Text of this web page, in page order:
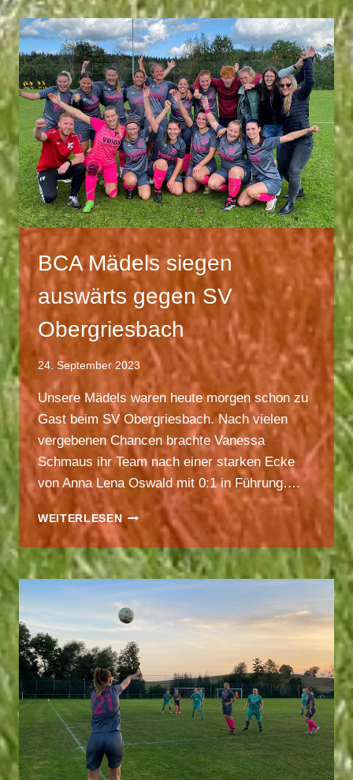
GAST
BEIM
FSV
WEHRINGEN
BCA Mädels siegen
auswärts gegen SV
Obergriesbach
24. September 2023
Unsere Mädels waren heute morgen schon zu
Gast beim SV Obergriesbach. Nach vielen
vergebenen Chancen brachte Vanessa
Schmaus ihr Team nach einer starken Ecke
von Anna Lena Oswald mit 0:1 in Führung….
WEITERLESENBCA
MÄDELS
SIEGEN
AUSWÄRTS
GEGEN
OBERGRIESBACH